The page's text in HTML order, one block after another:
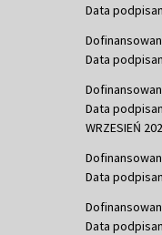
Data
Data
Data
WRZESIEŃ
Data
Data